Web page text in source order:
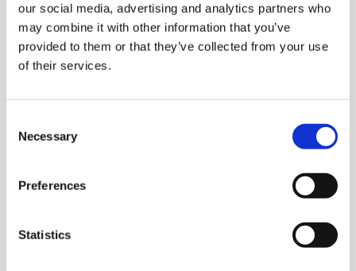
our social media, advertising and analytics partners who
may combine it with other information that you’ve
provided to them or that they’ve collected from your use
of their services.
Selection
Necessary
Preferences
Statistics